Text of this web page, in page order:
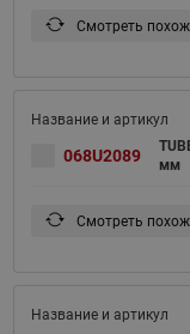
Смотреть
068U2089
мм
Смотреть